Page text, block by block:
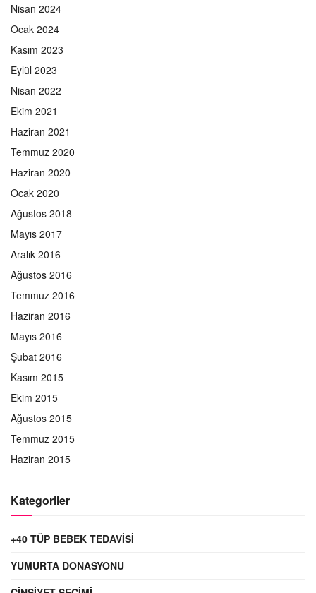
Nisan 2024
Ocak 2024
Kasım 2023
Eylül 2023
Nisan 2022
Ekim 2021
Haziran 2021
Temmuz 2020
Haziran 2020
Ocak 2020
Ağustos 2018
Mayıs 2017
Aralık 2016
Ağustos 2016
Temmuz 2016
Haziran 2016
Mayıs 2016
Şubat 2016
Kasım 2015
Ekim 2015
Ağustos 2015
Temmuz 2015
Haziran 2015
Kategoriler
+40 TÜP BEBEK TEDAVISI
YUMURTA DONASYONU